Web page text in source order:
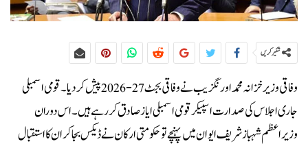
شئیر کریں
وفاقی وزیر خزانہ محمد اورنگزیب نے وفاقی بجٹ 27-2026 پیش کردیا۔ قومی اسمبلی
جاری اجلاس کی صدارت اسپیکر قومی اسمبلی ایاز صادق کر رہے ہیں۔ اس دوران
وزیراعظم شہباز شریف ایوان میں پہنچے تو حکومتی ارکان نے ڈیکس بجا کر ان کا استقبال